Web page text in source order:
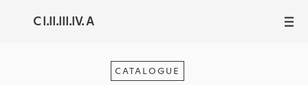
C I.II.III.IV. A III
CATALOGUE